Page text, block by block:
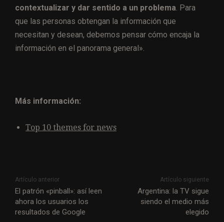
contextualizar y dar sentido a un problema. Para
que las personas obtengan la información que
necesitan y desean, debemos pensar cómo encaja la
información en el panorama general».
Más información:
Top 10 themes for news
Artículo anterior
El patrón «pinball»: así leen
ahora los usuarios los
resultados de Google
Artículo siguiente
Argentina: la TV sigue
siendo el medio más
elegido